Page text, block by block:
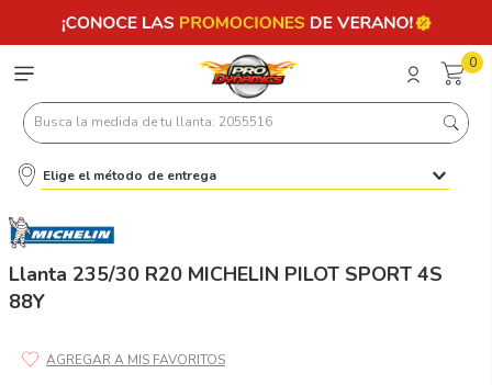
0
Busca la medida de tu llanta: 2055516
Elige el método de entrega
Llanta 235/30 R20 MICHELIN PILOT SPORT 4S
88Y
Términos más buscados